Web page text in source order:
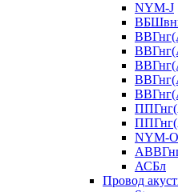
NYM-J
NYM-O
АСБл
Провод